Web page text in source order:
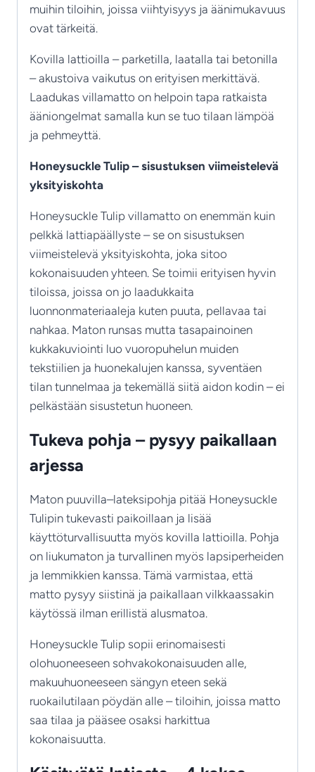
muihin tiloihin, joissa viihtyisyys ja äänimukavuus
ovat tärkeitä.
Kovilla lattioilla – parketilla, laatalla tai betonilla
– akustoiva vaikutus on erityisen merkittävä.
Laadukas villamatto on helpoin tapa ratkaista
ääniongelmat samalla kun se tuo tilaan lämpöä
ja pehmeyttä.
Honeysuckle Tulip – sisustuksen viimeistelevä
yksityiskohta
Honeysuckle Tulip villamatto on enemmän kuin
pelkkä lattiapäällyste – se on sisustuksen
viimeistelevä yksityiskohta, joka sitoo
kokonaisuuden yhteen. Se toimii erityisen hyvin
tiloissa, joissa on jo laadukkaita
luonnonmateriaaleja kuten puuta, pellavaa tai
nahkaa. Maton runsas mutta tasapainoinen
kukkakuviointi luo vuoropuhelun muiden
tekstiilien ja huonekalujen kanssa, syventäen
tilan tunnelmaa ja tekemällä siitä aidon kodin – ei
pelkästään sisustetun huoneen.
Tukeva pohja – pysyy paikallaan
arjessa
Maton puuvilla–lateksipohja pitää Honeysuckle
Tulipin tukevasti paikoillaan ja lisää
käyttöturvallisuutta myös kovilla lattioilla. Pohja
on liukumaton ja turvallinen myös lapsiperheiden
ja lemmikkien kanssa. Tämä varmistaa, että
matto pysyy siistinä ja paikallaan vilkkaassakin
käytössä ilman erillistä alusmatoa.
Honeysuckle Tulip sopii erinomaisesti
olohuoneeseen sohvakokonaisuuden alle,
makuuhuoneeseen sängyn eteen sekä
ruokailutilaan pöydän alle – tiloihin, joissa matto
saa tilaa ja pääsee osaksi harkittua
kokonaisuutta.